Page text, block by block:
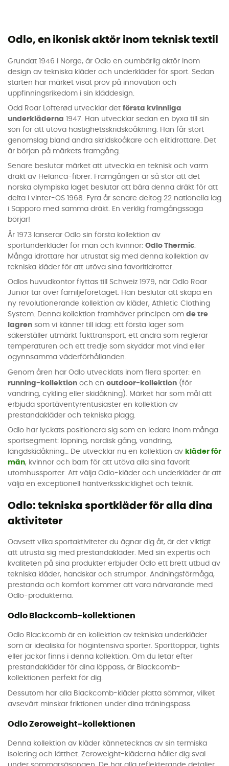
Odlo, en ikonisk aktör inom teknisk textil
Grundat 1946 i Norge, är Odlo en oumbärlig aktör inom
design av tekniska kläder och underkläder för sport. Sedan
starten har märket visat prov på innovation och
uppfinningsrikedom i sin kläddesign.
Odd Roar Lofterød utvecklar det första kvinnliga
underkläderna 1947. Han utvecklar sedan en byxa till sin
son för att utöva hastighetsskridskoåkning. Han får stort
genomslag bland andra skridskoåkare och elitidrottare. Det
är början på märkets framgång.
Senare beslutar märket att utveckla en teknisk och varm
dräkt av Helanca-fibrer. Framgången är så stor att det
norska olympiska laget beslutar att bära denna dräkt för att
delta i vinter-OS 1968. Fyra år senare deltog 22 nationella lag
i Sapporo med samma dräkt. En verklig framgångssaga
börjar!
År 1973 lanserar Odlo sin första kollektion av
sportunderkläder för män och kvinnor: Odlo Thermic.
Många idrottare har utrustat sig med denna kollektion av
tekniska kläder för att utöva sina favoritidrotter.
Odlos huvudkontor flyttas till Schweiz 1979, när Odlo Roar
Junior tar över familjeföretaget. Han beslutar att skapa en
ny revolutionerande kollektion av kläder, Athletic Clothing
System. Denna kollektion framhäver principen om de tre
lagren som vi känner till idag: ett första lager som
säkerställer utmärkt fukttransport, ett andra som reglerar
temperaturen och ett tredje som skyddar mot vind eller
ogynnsamma väderförhållanden.
Genom åren har Odlo utvecklats inom flera sporter: en
running-kollektion och en outdoor-kollektion (för
vandring, cykling eller skidåkning). Märket har som mål att
erbjuda sportäventyrentusiaster en kollektion av
prestandakläder och tekniska plagg.
Odlo har lyckats positionera sig som en ledare inom många
sportsegment: löpning, nordisk gång, vandring,
längdskidåkning… De utvecklar nu en kollektion av kläder för
män, kvinnor och barn för att utöva alla sina favorit
utomhussporter. Att välja Odlo-kläder och underkläder är att
välja en exceptionell hantverksskicklighet och teknik.
Odlo: tekniska sportkläder för alla dina
aktiviteter
Oavsett vilka sportaktiviteter du ägnar dig åt, är det viktigt
att utrusta sig med prestandakläder. Med sin expertis och
kvaliteten på sina produkter erbjuder Odlo ett brett utbud av
tekniska kläder, handskar och strumpor. Andningsförmåga,
prestanda och komfort kommer att vara närvarande med
Odlo-produkterna.
Odlo Blackcomb-kollektionen
Odlo Blackcomb är en kollektion av tekniska underkläder
som är idealiska för högintensiva sporter. Sporttoppar, tights
eller jackor finns i denna kollektion. Om du letar efter
prestandakläder för dina löppass, är Blackcomb-
kollektionen perfekt för dig.
Dessutom har alla Blackcomb-kläder platta sömmar, vilket
avsevärt minskar friktionen under dina träningspass.
Odlo Zeroweight-kollektionen
Denna kollektion av kläder kännetecknas av sin termiska
isolering och lätthet. Zeroweight-kläderna håller dig sval